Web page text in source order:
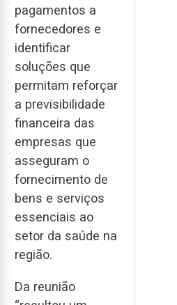
pagamentos a
fornecedores e
identificar
soluções que
permitam reforçar
a previsibilidade
financeira das
empresas que
asseguram o
fornecimento de
bens e serviços
essenciais ao
setor da saúde na
região.
Da reunião